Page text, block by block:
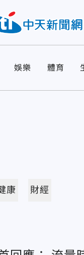
娛樂 體育
康 財經